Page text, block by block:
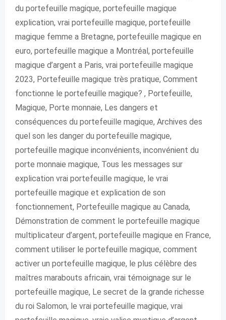
du portefeuille magique, portefeuille magique
explication, vrai portefeuille magique, portefeuille
magique femme a Bretagne, portefeuille magique en
euro, portefeuille magique a Montréal, portefeuille
magique d’argent a Paris, vrai portefeuille magique
2023, Portefeuille magique très pratique, Comment
fonctionne le portefeuille magique? , Portefeuille,
Magique, Porte monnaie, Les dangers et
conséquences du portefeuille magique, Archives des
quel son les danger du portefeuille magique,
portefeuille magique inconvénients, inconvénient du
porte monnaie magique, Tous les messages sur
explication vrai portefeuille magique, le vrai
portefeuille magique et explication de son
fonctionnement, Portefeuille magique au Canada,
Démonstration de comment le portefeuille magique
multiplicateur d’argent, portefeuille magique en France,
comment utiliser le portefeuille magique, comment
activer un portefeuille magique, le plus célèbre des
maîtres marabouts africain, vrai témoignage sur le
portefeuille magique, Le secret de la grande richesse
du roi Salomon, le vrai portefeuille magique, vrai